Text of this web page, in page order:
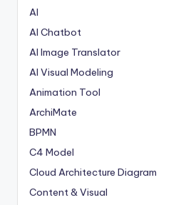
AI
AI Chatbot
AI Image Translator
AI Visual Modeling
Animation Tool
ArchiMate
BPMN
C4 Model
Cloud Architecture Diagram
Content & Visual